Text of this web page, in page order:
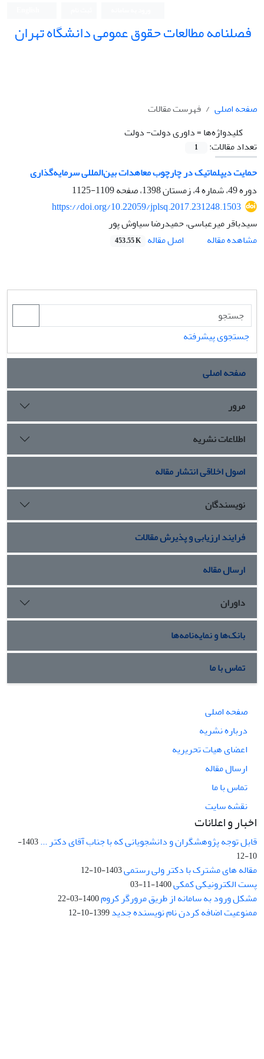
فصلنامه مطالعات حقوق عمومی دانشگاه تهران
صفحه اصلی
فهرست مقالات
کلیدواژه‌ها =داوری دولت- دولت
تعداد مقالات:
1
حمایت دیپلماتیک در چارچوب معاهدات بین‌المللی سرمایه‌گذاری
دوره 49، شماره 4، زمستان 1398، صفحه
1109-1125
https://doi.org/10.22059/jplsq.2017.231248.1503
سیدباقر میرعباسی، حمیدرضا سیاوش پور
مشاهده مقاله
اصل مقاله 453.55 K
جستجوی پیشرفته
صفحه اصلی
مرور
اطلاعات نشریه
اصول اخلاقی انتشار مقاله
نویسندگان
فرایند ارزیابی و پذیرش مقالات
ارسال مقاله
داوران
بانک‌ها و نمایه‌نامه‌ها
تماس با ما
صفحه اصلی
درباره نشریه
اعضای هیات تحریریه
ارسال مقاله
تماس با ما
نقشه سایت
اخبار و اعلانات
قابل توجه پژوهشگران و دانشجویانی که با جناب آقای دکتر ...
1403-
10-12
مقاله های مشترک با دکتر ولی رستمی1403-10-12
پست الکترونیکی کمکی1400-11-03
مشکل ورود به سامانه از طریق مرورگر کروم1400-03-22
ممنوعیت اضافه کردن نام نویسنده جدید1399-10-12